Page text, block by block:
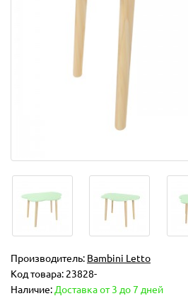
Производитель: Bambini Letto
Код товара: 23828-
Наличие: Доставка от 3 до 7 дней